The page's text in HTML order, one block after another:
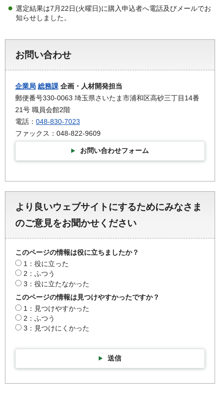
選定結果は7月22日(火曜日)に購入申込者へ電話及びメールでお
知らせしました。
お問い合わせ
企業局 総務課 企画・人材開発担当
郵便番号330-0063 埼玉県さいたま市浦和区高砂三丁目14番
21号 職員会館2階
電話： 048-830-7023
ファックス：048-822-9609
お問い合わせフォーム
より良いウェブサイトにするためにみなさま
のご意見をお聞かせください
このページの情報は役に立ちましたか？
1：役に立った
2：ふつう
3：役に立たなかった
このページの情報は見つけやすかったですか？
1：見つけやすかった
2：ふつう
3：見つけにくかった
送信